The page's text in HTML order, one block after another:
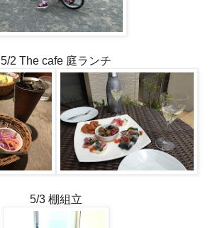
5/2 The cafe 庭ランチ
5/3 棚組立